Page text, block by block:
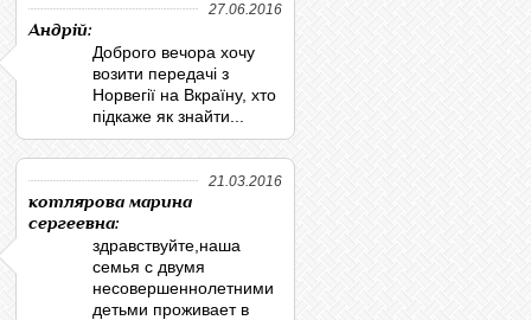
27.06.2016
Андрій:
Доброго вечора хочу
возити передачі з
Норвегії на Вкраїну, хто
підкаже як знайти...
21.03.2016
котлярова марина
сергеевна:
здравствуйте,наша
семья с двумя
несовершеннолетними
детьми проживает в